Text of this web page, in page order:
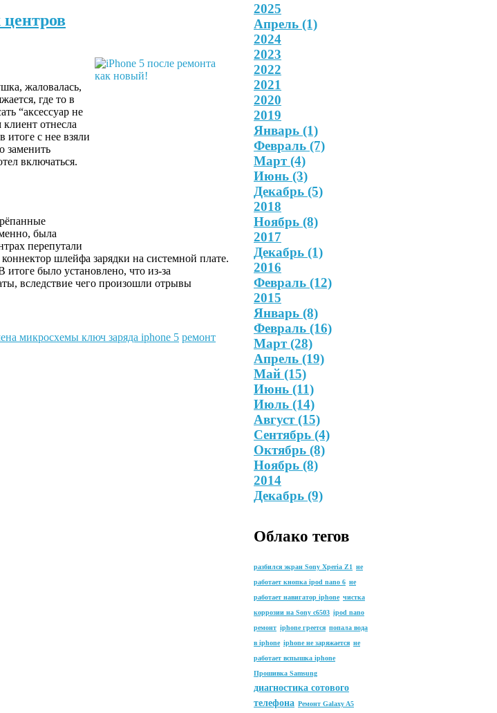
жаловалась,
где то в
“аксессуар не
отнесла
итоге с нее взяли
заменить
включаться.
была
перепутали
шлейфа зарядки на системной плате.
было установлено, что из-за
вследствие чего произошли отрывы
микросхемы ключ заряда iphone 5 ремонт
2025
Апрель (1)
2024
2023
2022
2021
2020
2019
Январь (1)
Февраль (7)
Март (4)
Июнь (3)
Декабрь (5)
2018
Ноябрь (8)
2017
Декабрь (1)
2016
Февраль (12)
2015
Январь (8)
Февраль (16)
Март (28)
Апрель (19)
Май (15)
Июнь (11)
Июль (14)
Август (15)
Сентябрь (4)
Октябрь (8)
Ноябрь (8)
2014
Декабрь (9)
Облако тегов
разбился экран Sony Xperia Z1 не
работает кнопка ipod nano 6 не
работает навигатор iphone чистка
коррозии на Sony с6503 ipod nano
ремонт iphone греется попала вода
в iphone iphone не заряжается не
работает вспышка iphone
Прошивка Samsung
диагностика сотового
телефона Ремонт Galaxy A5